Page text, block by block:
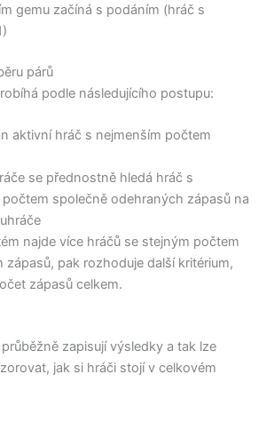
gemu začíná s podáním (hráč s
párů
podle následujícího postupu:
aktivní hráč s nejmenším počtem
se přednostně hledá hráč s
společně odehraných zápasů na
najde více hráčů se stejným počtem
zápasů, pak rozhoduje další kritérium,
zápasů celkem.
zapisují výsledky a tak lze
jak si hráči stojí v celkovém